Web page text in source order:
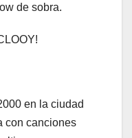
de sobra.
en la ciudad
con canciones